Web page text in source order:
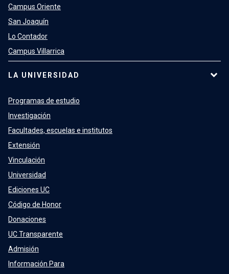
Campus Oriente
San Joaquín
Lo Contador
Campus Villarrica
LA UNIVERSIDAD
Programas de estudio
Investigación
Facultades, escuelas e institutos
Extensión
Vinculación
Universidad
Ediciones UC
Código de Honor
Donaciones
UC Transparente
Admisión
Información Para